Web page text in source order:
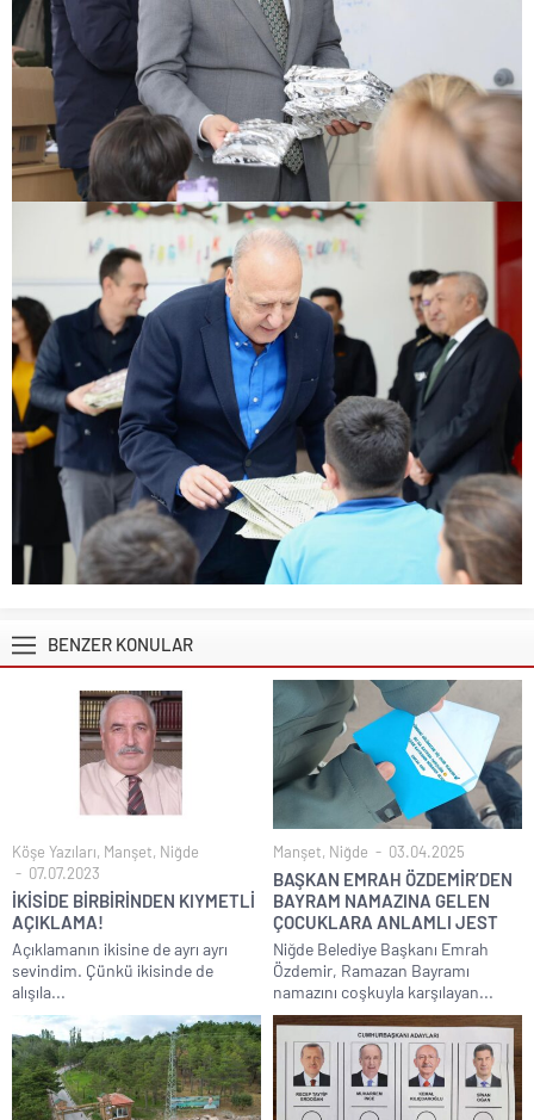
BENZER KONULAR
Köşe Yazıları, Manşet, Niğde
07.07.2023
İKİSİDE BİRBİRİNDEN KIYMETLİ
AÇIKLAMA!
Açıklamanın ikisine de ayrı ayrı
sevindim. Çünkü ikisinde de
alışıla...
Manşet, Niğde 03.04.2025
BAŞKAN EMRAH ÖZDEMİR’DEN
BAYRAM NAMAZINA GELEN
ÇOCUKLARA ANLAMLI JEST
Niğde Belediye Başkanı Emrah
Özdemir, Ramazan Bayramı
namazını coşkuyla karşılayan...